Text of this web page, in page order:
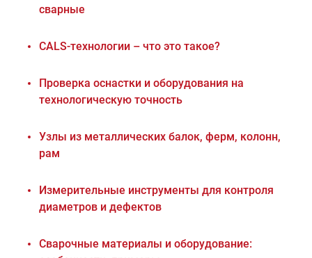
сварные
CALS-технологии – что это такое?
Проверка оснастки и оборудования на
технологическую точность
Узлы из металлических балок, ферм, колонн,
рам
Измерительные инструменты для контроля
диаметров и дефектов
Сварочные материалы и оборудование: